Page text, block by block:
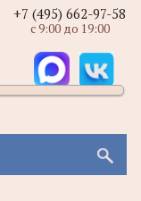
+7 (495) 662-97-58
с 9:00 до 19:00